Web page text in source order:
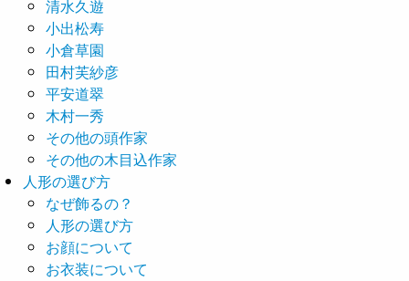
清水久遊
小出松寿
小倉草園
田村芙紗彦
平安道翠
木村一秀
その他の頭作家
その他の木目込作家
人形の選び方
なぜ飾るの？
人形の選び方
お顔について
お衣装について